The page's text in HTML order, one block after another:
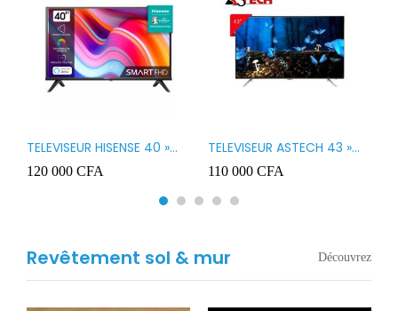
TELEVISEUR HISENSE 40 »
LED SMART VIDAA 40A4K
120 000 CFA
TELEVISEUR ASTECH 43 »
LED 43OD15
110 000 CFA
Revêtement sol & mur Découvrez